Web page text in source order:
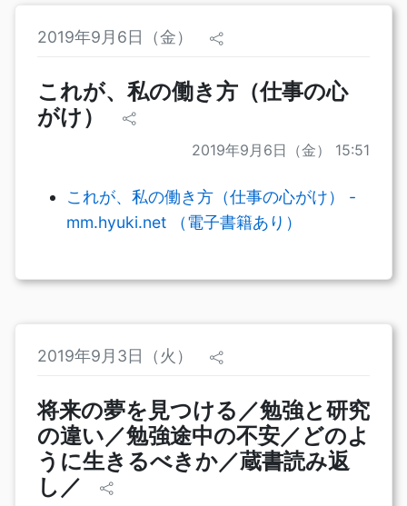
2019年9月6日（金）
これが、私の働き方（仕事の心
がけ）
2019年9月6日（金） 15:51
これが、私の働き方（仕事の心がけ） -
mm.hyuki.net （電子書籍あり）
2019年9月3日（火）
将来の夢を見つける／勉強と研究
の違い／勉強途中の不安／どのよ
うに生きるべきか／蔵書読み返
し／